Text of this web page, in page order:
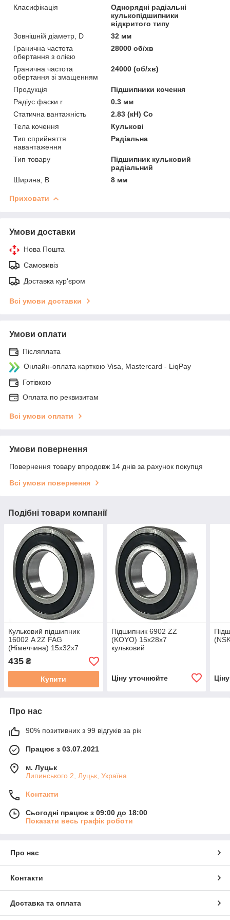
Класифікація
Однорядні радіальні
кулькопідшипники
відкритого типу
Зовнішній діаметр, D
32 мм
Гранична частота
обертання з олією
28000 об/хв
Гранична частота
обертання зі змащенням
24000 (об/хв)
Продукція
Підшипники кочення
Радіус фаски r
0.3 мм
Статична вантажність
2.83 (кН) Co
Тела кочення
Кулькові
Тип сприйняття
навантаження
Радіальна
Тип товару
Підшипник кульковий
радіальний
Ширина, B
8 мм
Приховати
Умови доставки
Нова Пошта
Самовивіз
Доставка кур'єром
Всі умови доставки
Умови оплати
Післяплата
Онлайн-оплата карткою Visa, Mastercard - LiqPay
Готівкою
Оплата по реквизитам
Всі умови оплати
Умови повернення
Повернення товару впродовж 14 днів за рахунок покупця
Всі умови повернення
Подібні товари компанії
Кульковий підшипник
16002 A 2Z FAG
(Німеччина) 15x32x7
радіальний
435 ₴
Купити
Підшипник 6902 ZZ
(KOYO) 15x28x7
кульковий
Ціну уточнюйте
Про нас
90% позитивних з 99 відгуків за рік
Працює з 03.07.2021
м. Луцьк
Липинського 2, Луцьк, Україна
Контакти
Сьогодні працює з 09:00 до 18:00
Показати весь графік роботи
Про нас
Контакти
Доставка та оплата